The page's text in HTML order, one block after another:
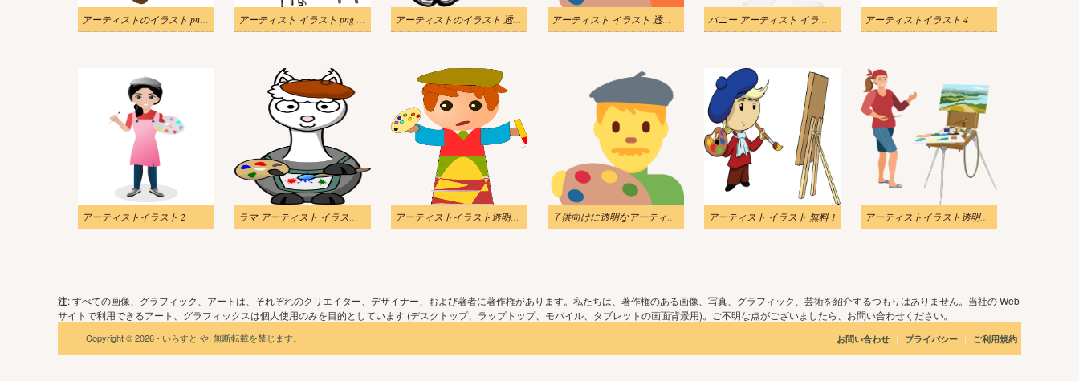
アーティストのイラスト png 画像 アーティスト イラスト png イメージ アーティストのイラスト 透明 8 アーティスト イラスト 透明画像 2 バニー アーティスト イラスト 透過 アーティストイラスト 4
アーティストイラスト 2 ラマ アーティスト イラスト 透明 アーティストイラスト透明無料 子供向けに透明なアーティストのイラスト アーティスト イラスト 無料 1 アーティストイラスト透明無料 2
注: すべての画像、グラフィック、アートは、それぞれのクリエイター、デザイナー、および著者に著作権があります。私たちは、著作権のある画像、写真、グラフィック、芸術を紹介するつもりはありません。当社の Web
サイトで利用できるアート、グラフィックスは個人使用のみを目的としています (デスクトップ、ラップトップ、モバイル、タブレットの画面背景用)。ご不明な点がございましたら、お問い合わせください。
Copyright © 2026 - いらすと や. 無断転載を禁じます。 お問い合わせ | プライバシー | ご利用規約